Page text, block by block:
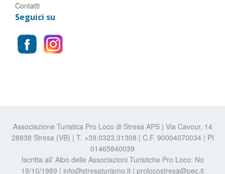
Contatti
Seguici su
Associazione Turistica Pro Loco di Stresa APS | Via Cavour, 14
28838 Stresa (VB) | T. +39.0323.31308 | C.F. 90004070034 | PI
01465840039
Iscritta all’ Albo delle Associazioni Turistiche Pro Loco: No
19/10/1989 | info@stresaturismo.it | prolocostresa@pec.it